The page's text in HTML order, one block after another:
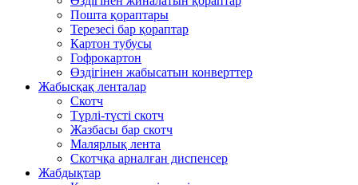
Пошта қораптары
Терезесі бар қораптар
Картон тубусы
Гофрокартон
Өздігінен жабысатын конверттер
Жабысқақ ленталар
Скотч
Түрлі-түсті скотч
Жазбасы бар скотч
Малярлық лента
Скотчқа арналған диспенсер
Жабдықтар